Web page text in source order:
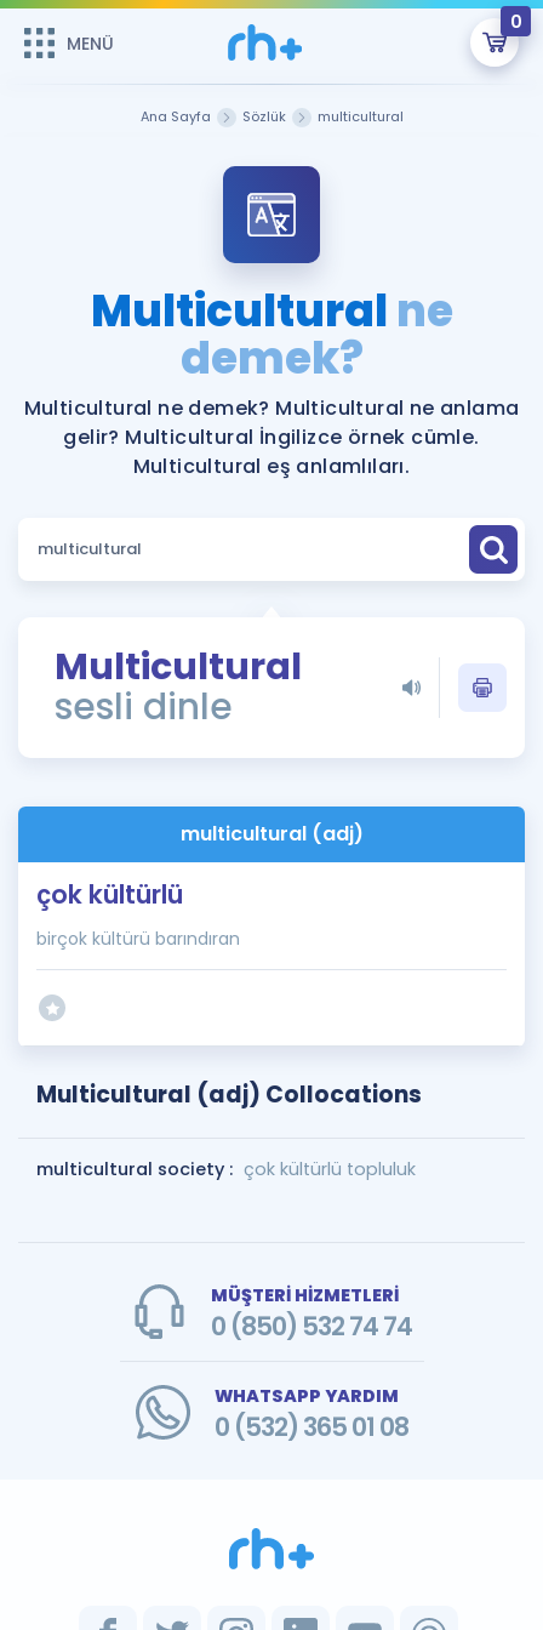
MENÜ
0
Şifremi Hatırlamıyorum
Sepetin Şu An Boş.
Remzi Hoca ile seni sınava hazırlayacak onlarca eğitim seni
bekliyor!
MENÜ
Katılımcı Görüşleri
Faydalı Araçlar
Ücretsiz Kaynaklar
ÖSYM Sınav Takvimi
Kampanyalar
İngilizce Gramer
İngilizce Gramer
Ana Sayfa Sözlük multicultural
Multiculturalne
demek?
Multicultural ne demek? Multicultural ne anlama
gelir? Multicultural İngilizce örnek cümle.
Multicultural eş anlamlıları.
Multicultural
sesli dinle
multicultural (adj)
çok kültürlü
birçok kültürü barındıran
Multicultural (adj) Collocations
multicultural society : çok kültürlü topluluk
MÜŞTERİ HİZMETLERİ
0 (850) 532 74 74
WHATSAPP YARDIM
0 (532) 365 01 08